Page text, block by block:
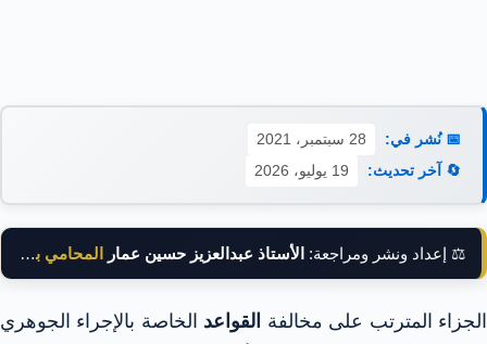
📅 نُشر في:
28 سبتمبر، 2021
🔄 آخر تحديث:
19 يوليو، 2026
⚖️ إعداد ونشر ومراجعة: الأستاذ عبدالعزيز حسين عمار المحامي بالنقض
الجزاء المترتب على مخالفة القواعد الخاصة بالإجراء الجوهري